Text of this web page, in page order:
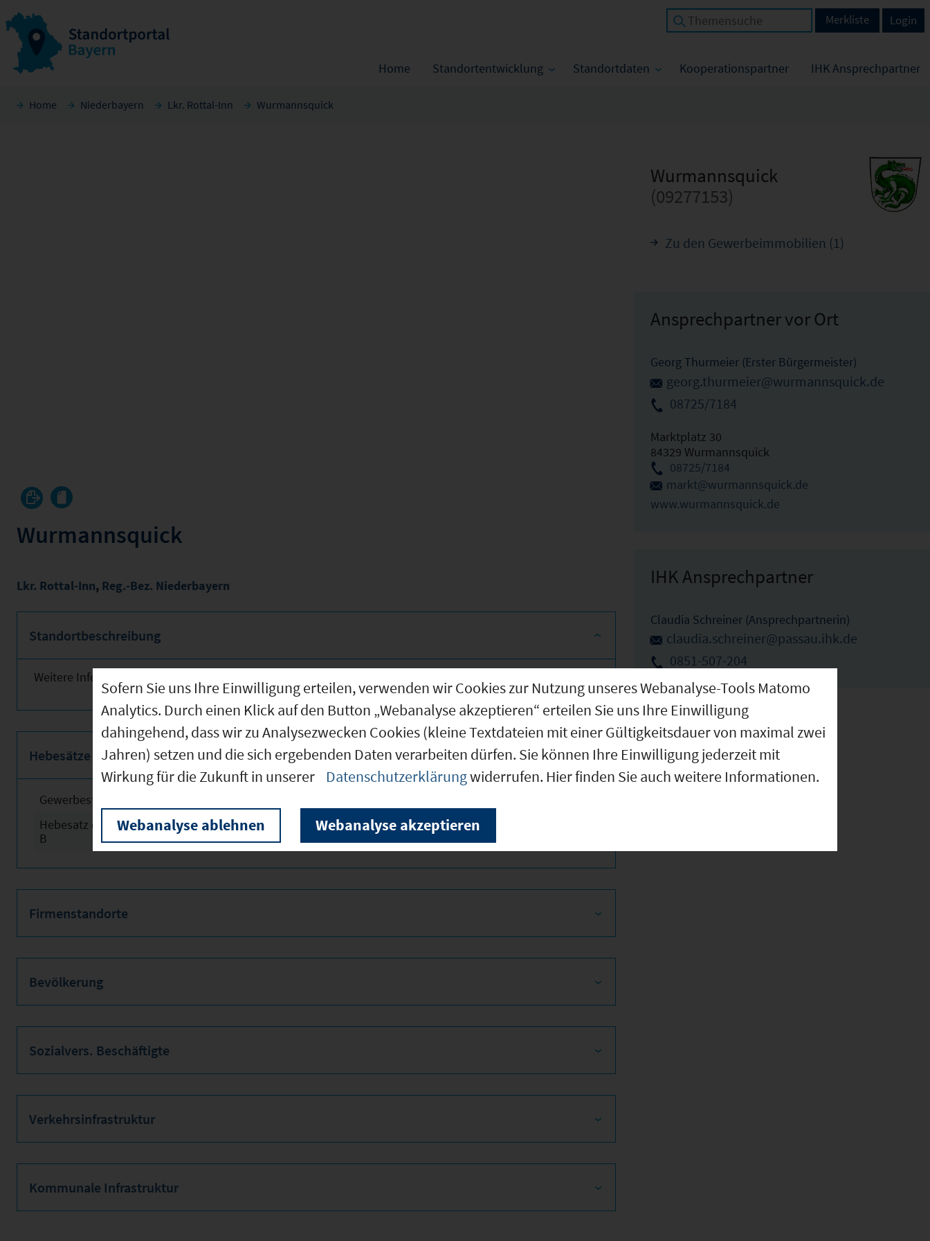
Home Standortentwicklung Standortdaten Kooperationspartner IHK Ansprechpartner
Login
Merkliste
Home Niederbayern Lkr. Rottal-Inn Wurmannsquick
Wurmannsquick
Lkr. Rottal-Inn, Reg.-Bez. Niederbayern
Standortbeschreibung
Weitere Informationen finden Sie obenstehend!
Hebesätze
Gewerbesteuerhebesatz
Hebesatz der Grundsteuer
B
2024 340
Firmenstandorte
Bevölkerung
Sozialvers. Beschäftigte
Verkehrsinfrastruktur
Kommunale Infrastruktur
Wurmannsquick
(09277153)
Zu den Gewerbeimmobilien (1)
Ansprechpartner vor Ort
Georg Thurmeier (Erster Bürgermeister)
georg.thurmeier@wurmannsquick.de
08725/7184
Marktplatz 30
84329 Wurmannsquick
08725/7184
markt@wurmannsquick.de
www.wurmannsquick.de
IHK Ansprechpartner
Claudia Schreiner (Ansprechpartnerin)
claudia.schreiner@passau.ihk.de
0851-507-204
Sofern Sie uns Ihre Einwilligung erteilen, verwenden wir Cookies zur Nutzung unseres Webanalyse-Tools Matomo
Analytics. Durch einen Klick auf den Button „Webanalyse akzeptieren“ erteilen Sie uns Ihre Einwilligung
dahingehend, dass wir zu Analysezwecken Cookies (kleine Textdateien mit einer Gültigkeitsdauer von maximal zwei
Jahren) setzen und die sich ergebenden Daten verarbeiten dürfen. Sie können Ihre Einwilligung jederzeit mit
Wirkung für die Zukunft in unserer
Datenschutzerklärungwiderrufen. Hier finden Sie auch weitere Informationen.
Webanalyse ablehnen Webanalyse akzeptieren